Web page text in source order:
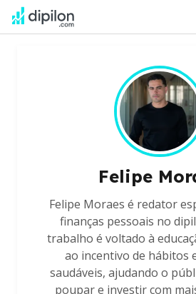
Felipe
Felipe Moraes é redator
finanças pessoais no
trabalho é voltado à
ao incentivo de hábitos
saudáveis, ajudando o
poupar e investir com